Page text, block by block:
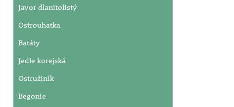
Javor dlanitolistý
Ostrouhatka
Batáty
Jedle korejská
Ostružiník
Begonie